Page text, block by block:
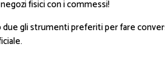
fisici con i commessi!
gli strumenti preferiti per fare